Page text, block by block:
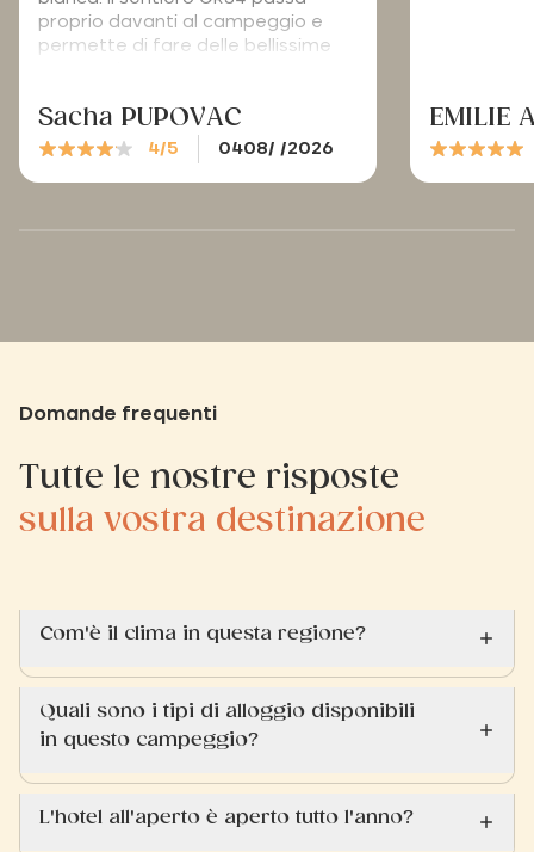
proprio davanti al campeggio e
permette di fare delle bellissime
Sacha PUPOVAC
4/5 0408/ /2026
EMILIE
Domande frequenti
Tutte le nostre risposte
sulla vostra destinazione
Com'è il clima in questa regione?
Quali sono i tipi di alloggio disponibili
in questo campeggio?
L'hotel all'aperto è aperto tutto l'anno?